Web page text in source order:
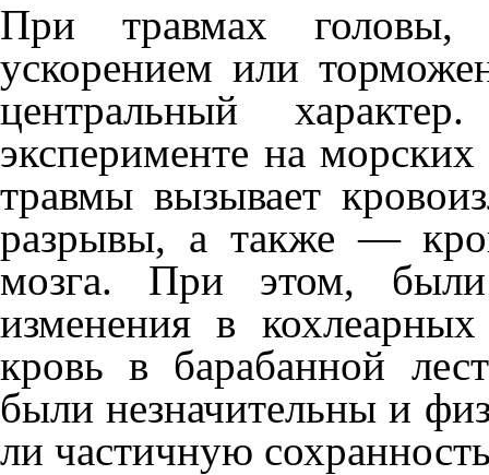
При травмах головы,
ускорением или
центральный
эксперименте на
травмы вызывает
разрывы, а также —
мозга. При этом, были
изменения в
кровь в бара­банной
были не­значительны и
ли частичную